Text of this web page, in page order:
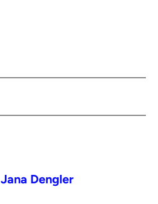
Jana Dengler